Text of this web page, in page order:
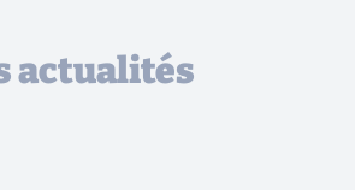
actualités